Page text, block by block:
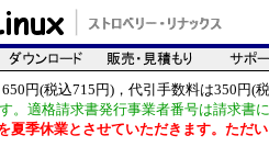
円(税込715円)，代引手数料は350円(
。適格請求書発行事業者番号は請求書
夏季休業とさせていただきます。ただ